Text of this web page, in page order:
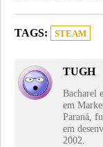
TAGS: STEAM
TUGH
Bacharel
em
Paraná,
em
2002.